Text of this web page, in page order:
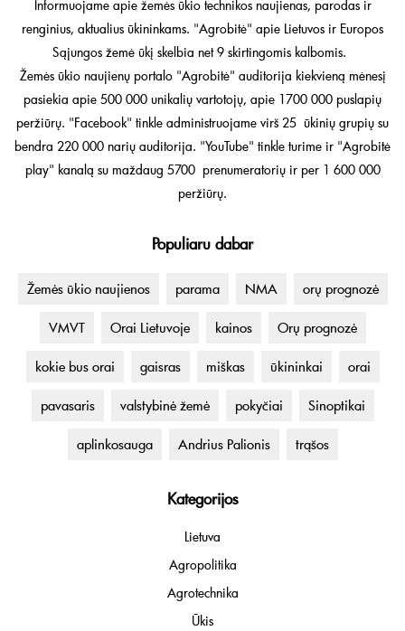
Informuojame apie žemės ūkio technikos naujienas, parodas ir
renginius, aktualius ūkininkams. "Agrobitė" apie Lietuvos ir Europos
Sąjungos žemė ūkį skelbia net 9 skirtingomis kalbomis.
Žemės ūkio naujienų portalo "Agrobitė" auditorija kiekvieną mėnesį
pasiekia apie 500 000 unikalių vartotojų, apie 1700 000 puslapių
peržiūrų. "Facebook" tinkle administruojame virš 25 ūkinių grupių su
bendra 220 000 narių auditorija. "YouTube" tinkle turime ir "Agrobitė
play" kanalą su maždaug 5700 prenumeratorių ir per 1 600 000
peržiūrų.
Populiaru dabar
Žemės ūkio naujienos parama NMA orų prognozė
VMVT Orai Lietuvoje kainos Orų prognozė
kokie bus orai gaisras miškas ūkininkai orai
pavasaris valstybinė žemė pokyčiai Sinoptikai
aplinkosauga Andrius Palionis trąšos
Kategorijos
Lietuva
Agropolitika
Agrotechnika
Ūkis